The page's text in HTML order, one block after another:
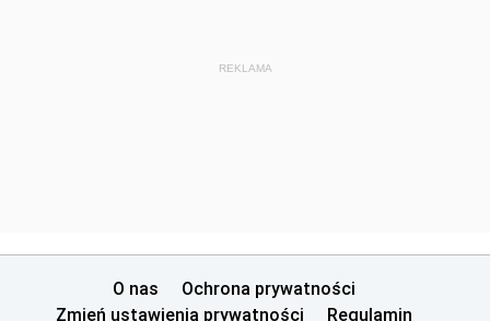
REKLAMA
O nas
Ochrona prywatności
Zmień ustawienia prywatności
Regulamin